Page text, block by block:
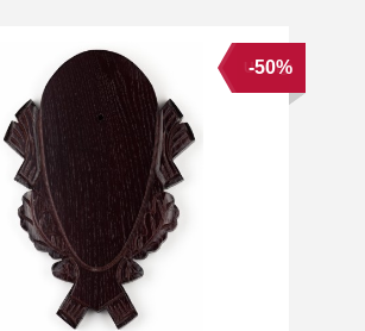
Utsolgt
-50%